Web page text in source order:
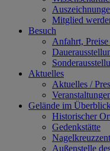
Mitglied
Besuch
Anfahrt,
Aktuelles
Aktuelles /
Gelände im
Historischer
Gedenkstätte
Außenstelle